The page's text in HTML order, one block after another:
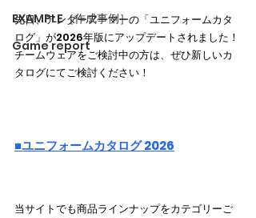
EXAMPLE［作成事例］
Game report
先日、アンダーアーマーの「ユニフォームカタ
ログ」が2026年版にアップデートされました！
チームウェアをご検討中の方は、ぜひ新しいカ
タログにてご検討ください！
■ユニフォームカタログ 2026
当サイトでも商品ラインナップをカテゴリーご